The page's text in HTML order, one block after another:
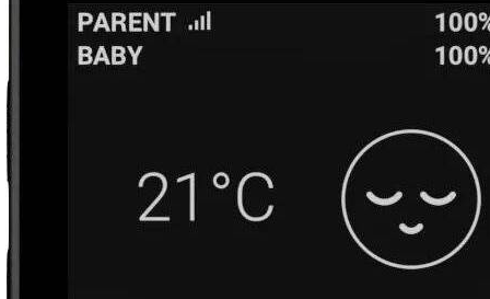
Størrelse, rækkevidde og batterilevetid
Babyalarmen har en imponerende rækkevidde på op
til 800 meter i åbent område. Standby-tiden er oplyst
til omkring 200 timer, hvilket bidrager til dens
praktiske anvendelighed.
Fysisk måler enhederne cirka 48 × 103 × 24 mm
(B×H×D), og vægten er omkring 620 g for hele sættet.